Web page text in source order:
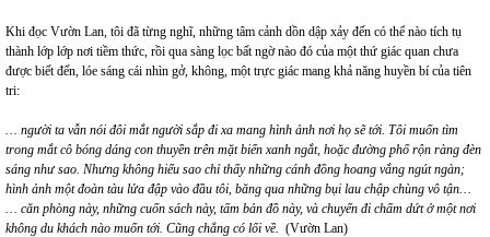
Khi đọc Vườn Lan, tôi đã từng nghĩ, những tâm cảnh dồn dập xảy đến có thể nào tích tụ
thành lớp lớp nơi tiềm thức, rồi qua sàng lọc bất ngờ nào đó của một thứ giác quan chưa
được biết đến, lóe sáng cái nhìn gở, không, một trực giác mang khả năng huyền bí của tiên
tri:
… người ta vẫn nói đôi mắt người sắp đi xa mang hình ảnh nơi họ sẽ tới. Tôi muốn tìm
trong mắt cô bóng dáng con thuyền trên mặt biển xanh ngắt, hoặc đường phố rộn ràng đèn
sáng như sao. Nhưng không hiểu sao chỉ thấy những cánh đồng hoang vắng ngút ngàn;
hình ảnh một đoàn tàu lửa đập vào đầu tôi, băng qua những bụi lau chập chùng vô tận…
… căn phòng này, những cuốn sách này, tấm bản đồ này, và chuyến đi chấm dứt ở một nơi
không du khách nào muốn tới. Cũng chẳng có lối về. (Vườn Lan)